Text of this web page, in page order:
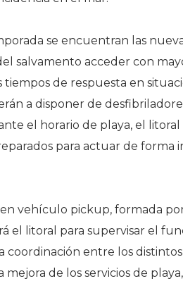
se encuentran las
salvamento acceder con
de respuesta en
a disponer de
el horario de playa, el
para actuar de forma
vehículo pickup, formada
el litoral para supervisar el
coordinación entre los distintos
de los servicios de